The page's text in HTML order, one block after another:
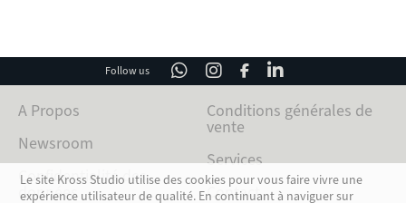
Follow us
A Propos
Newsroom
Confidentialité des
données
Conditions générales de
vente
Services
Contact
Le site Kross Studio utilise des cookies pour vous faire vivre une
expérience utilisateur de qualité. En continuant à naviguer sur